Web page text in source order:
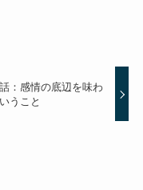
：感情の底辺を味わ
うこと